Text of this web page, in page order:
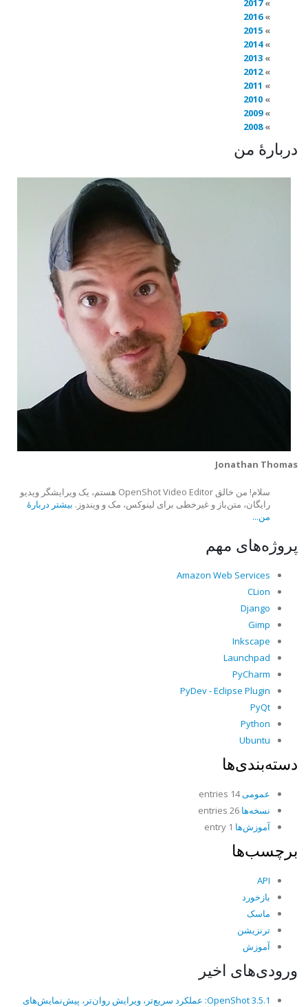
2017
2016
2015
2014
2013
2012
2011
2010
2009
2008
دربارهٔ من
Jonathan Thomas
سلام! من خالق OpenShot Video Editor هستم، یک ویرایشگر ویدیو
رایگان، متن‌باز و غیرخطی برای لینوکس، مک و ویندوز. بیشتر دربارهٔ
من...
پروژه‌های مهم
Amazon Web Services
CLion
Django
Gimp
Inkscape
Launchpad
PyCharm
PyDev - Eclipse Plugin
PyQt
Python
Ubuntu
دسته‌بندی‌ها
عمومی14 entries
نسخه‌ها
آموزش‌ها
برچسب‌ها
API
بازخورد
ماسک
ترنزیشن
آموزش
ورودی‌های اخیر
OpenShot 3.5.1: عملکرد سریع‌تر، ویرایش روان‌تر، پیش‌نمایش‌های